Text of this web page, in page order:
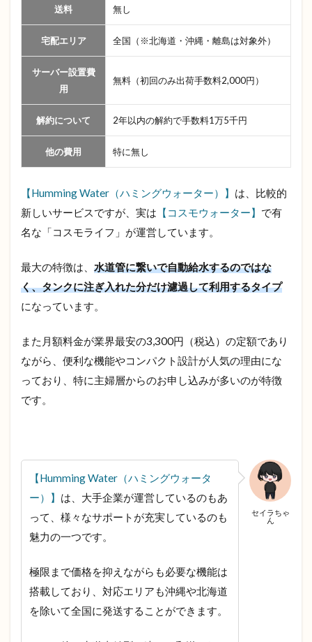
水を
ウォ
ータ
ーサ
ーバ
最も
安い
ータ
ーバ
ーと
良い
とこ
取り
水の
残量
気に
せず
いつ
ルの
注
文・
交
換・
保
処分
の手
間が
必要
送料 無し
宅配エリア 全国（※北海道・沖縄・離島は対象外）
サーバー設置費
用
無料（初回のみ出荷手数料2,000円）
解約について 2年以内の解約で手数料1万5千円
他の費用 特に無し
【Humming Water（ハミングウォーター）】 は、比較的
新しいサービスですが、実は 【コスモウォーター】 で有
名な「コスモライフ」が運営しています。
最大の特徴は、 水道管に繋いで自動給水するのではな
く、タンクに注ぎ入れた分だけ濾過して利用するタイプ
になっています。
また月額料金が業界最安の3,300円（税込）の定額であり
ながら、便利な機能やコンパクト設計が人気の理由にな
っており、特に主婦層からのお申し込みが多いのが特徴
です。
セイラちゃ
ん
【Humming Water（ハミングウォータ
ー）】 は、大手企業が運営しているのもあ
って、様々なサポートが充実しているのも
魅力の一つです。
極限まで価格を抑えながらも必要な機能は
搭載しており、対応エリアも沖縄や北海道
を除いて全国に発送することができます。